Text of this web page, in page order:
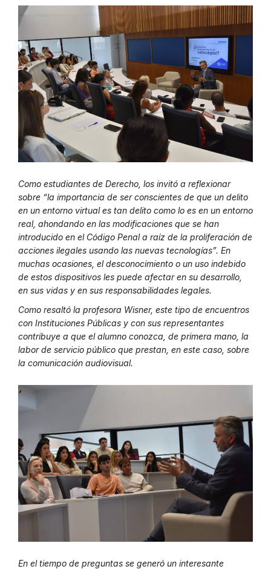
Como estudiantes de Derecho, los invitó a reflexionar
sobre “la importancia de ser conscientes de que un delito
en un entorno virtual es tan delito como lo es en un entorno
real, ahondando en las modificaciones que se han
introducido en el Código Penal a raíz de la proliferación de
acciones ilegales usando las nuevas tecnologías”. En
muchas ocasiones, el desconocimiento o un uso indebido
de estos dispositivos les puede afectar en su desarrollo,
en sus vidas y en sus responsabilidades legales.
Como resaltó la profesora Wisner, este tipo de encuentros
con Instituciones Públicas y con sus representantes
contribuye a que el alumno conozca, de primera mano, la
labor de servicio público que prestan, en este caso, sobre
la comunicación audiovisual.
En el tiempo de preguntas se generó un interesante